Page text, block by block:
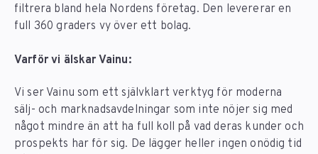
filtrera bland hela Nordens företag. Den levererar en
full 360 graders vy över ett bolag.
Varför vi älskar Vainu:
Vi ser Vainu som ett självklart verktyg för moderna
sälj- och marknadsavdelningar som inte nöjer sig med
något mindre än att ha full koll på vad deras kunder och
prospekts har för sig. De lägger heller ingen onödig tid